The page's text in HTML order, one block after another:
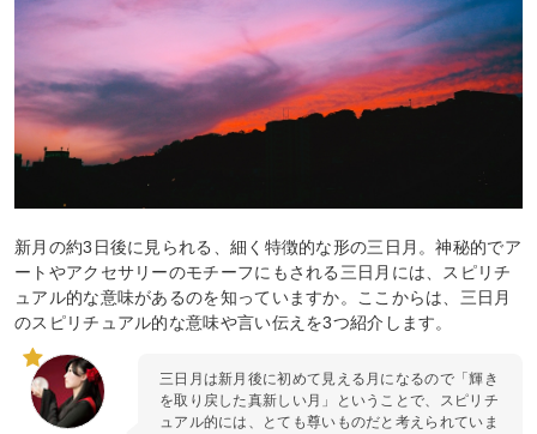
新月の約3日後に見られる、細く特徴的な形の三日月。神秘的でア
ートやアクセサリーのモチーフにもされる三日月には、スピリチ
ュアル的な意味があるのを知っていますか。ここからは、三日月
のスピリチュアル的な意味や言い伝えを3つ紹介します。
三日月は新月後に初めて見える月になるので「輝き
を取り戻した真新しい月」ということで、スピリチ
ュアル的には、とても尊いものだと考えられていま